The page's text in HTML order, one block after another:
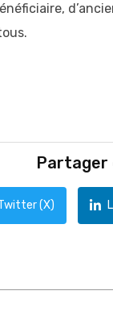
Partager
(X)